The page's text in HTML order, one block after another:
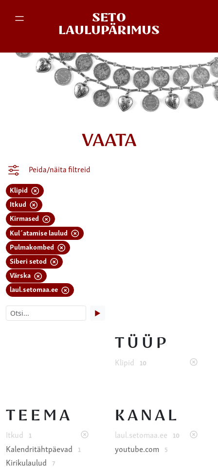
SETO
LAULUPÄRIMUS
VAATA
Peida/näita filtreid
Klipid
Itkud
Kirmased
Kul´atamise laulud
Pulmakombed
Siberi setod
Värska
laul.setomaa.ee
▶
TÜÜP
Klipid 10
TEEMA
Itkud 1
Kalendritähtpäevad 1
Kirikulaulud 7
KANAL
laul.setomaa.ee 10
youtube.com 5